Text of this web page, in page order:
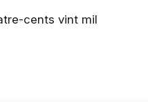
cents vint mil